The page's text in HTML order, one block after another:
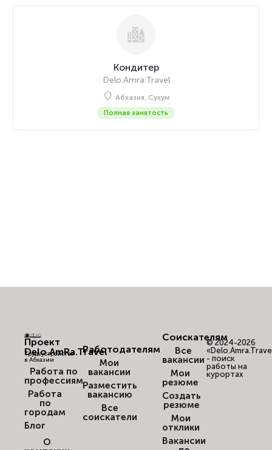
Кондитер
Delo.Amra.Travel
Абхазия, Сухум
Полная занятость
Проект
Delo.AmRa.Travel
Трудоустройство
в Абхазии
Работа по
профессиям
Работа
по
городам
Блог
О
Работодателям
Мои
вакансии
Разместить
вакансию
Все
соискатели
Соискателям
Все
вакансии
Мои
резюме
Создать
резюме
Мои
отклики
Вакансии
© 2024-2026
- поиск
работы на
курортах